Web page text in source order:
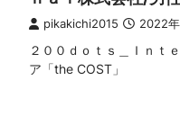
pikakichi2015 2022
２００ｄｏｔｓ＿Ｉｎｔ
ア「the COST」